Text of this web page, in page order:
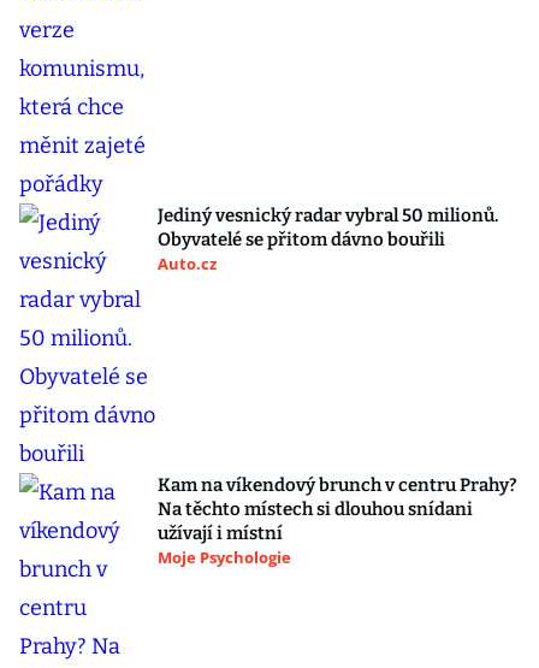
Jediný vesnický radar vybral 50 milionů.
Obyvatelé se přitom dávno bouřili
Auto.cz
Kam na víkendový brunch v centru Prahy?
Na těchto místech si dlouhou snídani
užívají i místní
Moje Psychologie